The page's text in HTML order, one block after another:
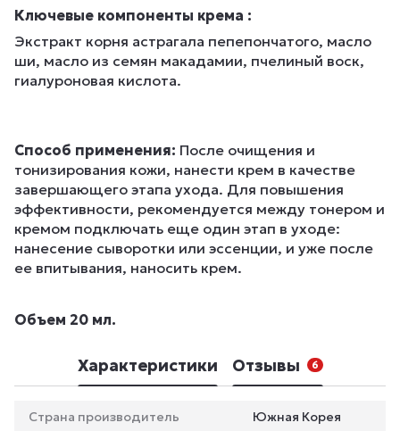
Ключевые компоненты крема :
Экстракт корня астрагала пепепончатого, масло
ши, масло из семян макадамии, пчелиный воск,
гиалуроновая кислота.
Способ применения: После очищения и
тонизирования кожи, нанести крем в качестве
завершающего этапа ухода. Для повышения
эффективности, рекомендуется между тонером и
кремом подключать еще один этап в уходе:
нанесение сыворотки или эссенции, и уже после
ее впитывания, наносить крем.
Объем 20 мл.
Характеристики Отзывы 6
Страна производитель
Южная Корея